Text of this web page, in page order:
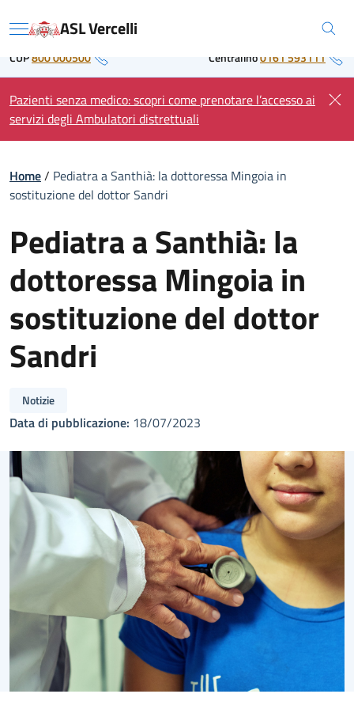
to Regione Piemonte
Menu ASL Vercelli
CUP800 000500 Centralino0161 593111
Pazienti senza medico: scopri come prenotare l’accesso ai
servizi degli Ambulatori distrettuali
Home/ Pediatra a Santhià: la dottoressa Mingoia in
sostituzione del dottor Sandri
Pediatra a Santhià: la
dottoressa Mingoia in
sostituzione del dottor
Sandri
Notizie
Data di pubblicazione: 18/07/2023